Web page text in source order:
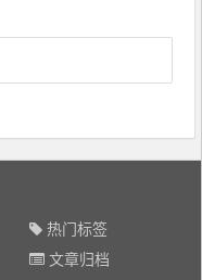
热门标签
文章归档